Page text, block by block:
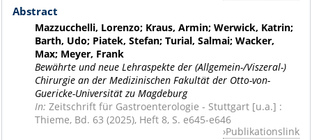
Abstract
Mazzucchelli, Lorenzo; Kraus, Armin; Werwick, Katrin;
Barth, Udo; Piatek, Stefan; Turial, Salmai; Wacker,
Max; Meyer, Frank
Bewährte und neue Lehraspekte der (Allgemein-/Viszeral-)
Chirurgie an der Medizinischen Fakultät der Otto-von-
Guericke-Universität zu Magdeburg
In: Zeitschrift für Gastroenterologie - Stuttgart [u.a.] :
Thieme, Bd. 63 (2025), Heft 8, S. e645-e646
Publikationslink